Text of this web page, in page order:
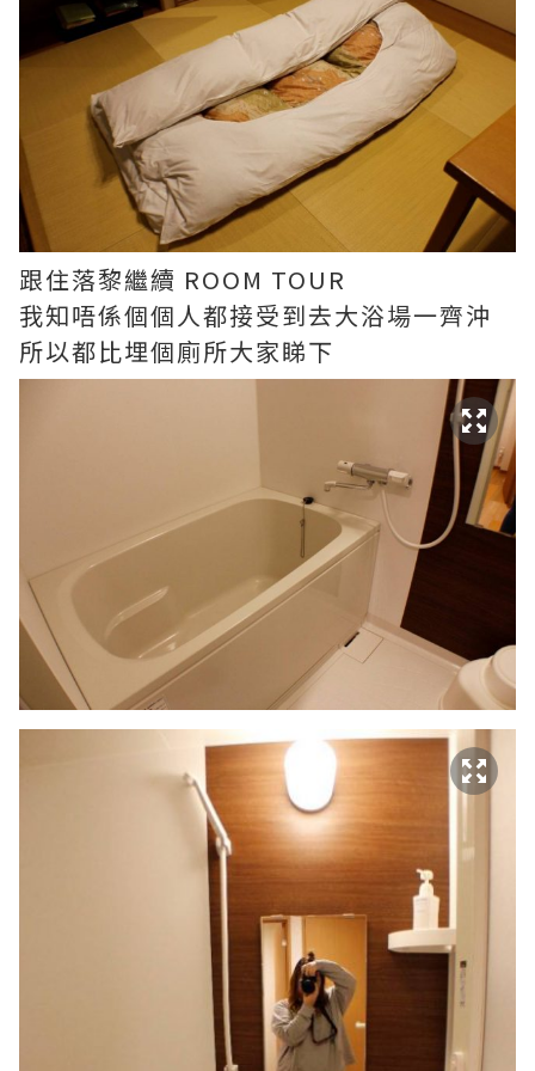
跟住落黎繼續 ROOM TOUR
我知唔係個個人都接受到去大浴場一齊沖
所以都比埋個廁所大家睇下